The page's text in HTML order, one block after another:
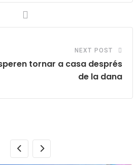
NEXT POST
tornar a casa després
de la dana